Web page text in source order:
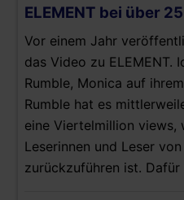
ELEMENT bei über
Vor einem Jahr
das Video zu ELEMENT.
Rumble, Monica auf
Rumble hat es
eine Viertelmillion views,
Leserinnen und Leser
zurückzuführen ist.